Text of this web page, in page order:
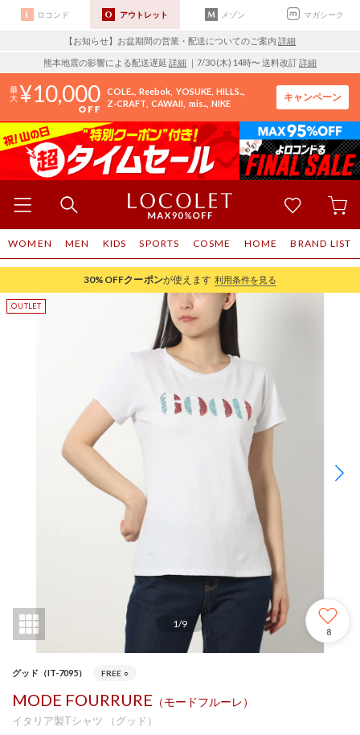
ロコンド アウトレット メゾン マガシーク
【お知らせ】お盆期間の営業・配送についてのご案内 詳細
熊本地震の影響による配送遅延 詳細 ｜7/30 (木) 14時〜 送料改訂詳細
10,000 COLE.. Reebok YOSUKE HILLS..
Z-CRAFT CAWAII mis.. NIKE
キャンペーン
WOMEN MEN KIDS SPORTS COSME HOME BRAND LIST
30%OFFクーポンが使えます 利用条件を見る
1/9
8
グッド（IT-7095） FREE ○
MODE FOURRURE （モードフルーレ）
イタリア製Tシャツ （グッド）